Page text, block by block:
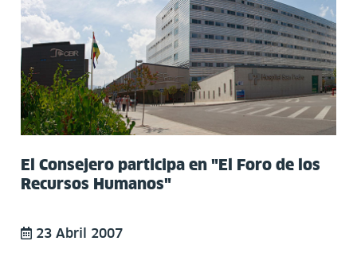
El Consejero participa en "El Foro de los
Recursos Humanos"
23 Abril 2007